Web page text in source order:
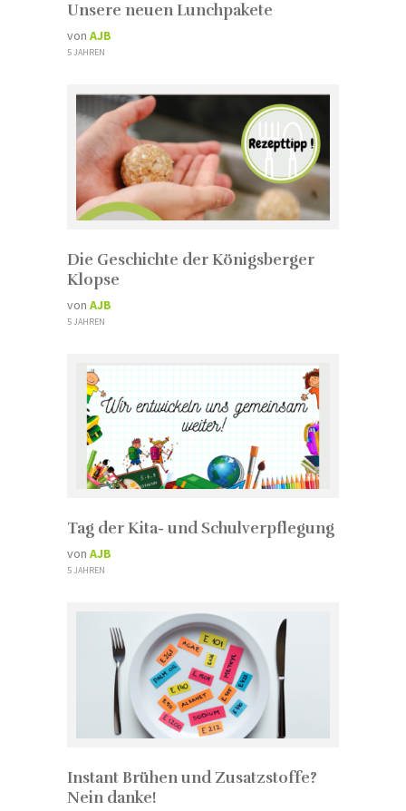
Unsere neuen Lunchpakete
von AJB
5 JAHREN
Die Geschichte der Königsberger
Klopse
von AJB
5 JAHREN
Tag der Kita- und Schulverpflegung
von AJB
5 JAHREN
Instant Brühen und Zusatzstoffe?
Nein danke!